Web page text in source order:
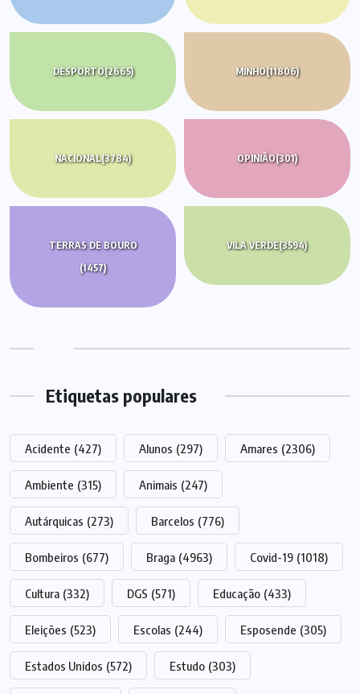
DESPORTO(2665) MINHO(11806)
NACIONAL(3784) OPINIÃO(301)
TERRAS DE BOURO
(1457)
VILA VERDE(3594)
Etiquetas populares
Acidente (427) Alunos (297) Amares (2306)
Ambiente (315) Animais (247)
Autárquicas (273) Barcelos (776)
Bombeiros (677) Braga (4963) Covid-19 (1018)
Cultura (332) DGS (571) Educação (433)
Eleições (523) Escolas (244) Esposende (305)
Estados Unidos (572) Estudo (303)